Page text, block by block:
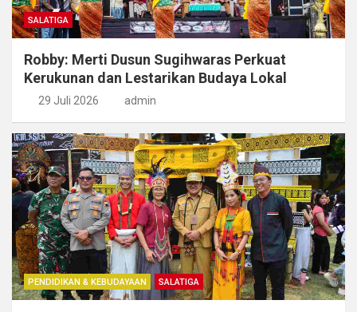
SALATIGA
Robby: Merti Dusun Sugihwaras Perkuat
Kerukunan dan Lestarikan Budaya Lokal
29 Juli 2026 admin
PENDIDIKAN & KEBUDAYAAN SALATIGA